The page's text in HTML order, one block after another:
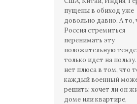
пущены в обиход уже
довольно давно. А то,
Россия стремиться
перенимать эту
положительную
только идет на
нет плюса в том, что
каждый военный
решить: хочет ли он
доме или квартире,